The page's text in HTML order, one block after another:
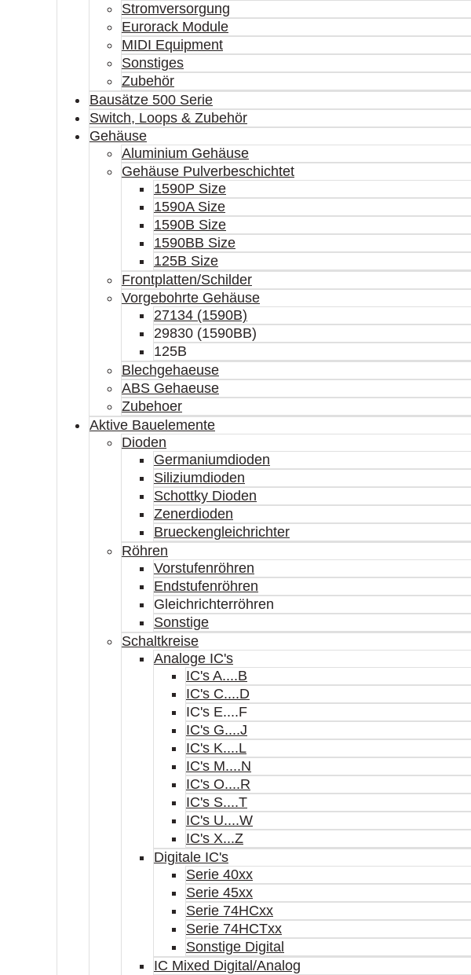
Stromversorgung
Eurorack Module
MIDI Equipment
Sonstiges
Zubehör
Bausätze 500 Serie
Switch, Loops & Zubehör
Gehäuse
Aluminium Gehäuse
Gehäuse Pulverbeschichtet
1590P Size
1590A Size
1590B Size
1590BB Size
125B Size
Frontplatten/Schilder
Vorgebohrte Gehäuse
27134 (1590B)
29830 (1590BB)
125B
Blechgehaeuse
ABS Gehaeuse
Zubehoer
Aktive Bauelemente
Dioden
Germaniumdioden
Siliziumdioden
Schottky Dioden
Zenerdioden
Brueckengleichrichter
Röhren
Vorstufenröhren
Endstufenröhren
Gleichrichterröhren
Sonstige
Schaltkreise
Analoge IC's
IC's A....B
IC's C....D
IC's E....F
IC's G....J
IC's K....L
IC's M....N
IC's O....R
IC's S....T
IC's U....W
IC's X...Z
Digitale IC's
Serie 40xx
Serie 45xx
Serie 74HCxx
Serie 74HCTxx
Sonstige Digital
IC Mixed Digital/Analog